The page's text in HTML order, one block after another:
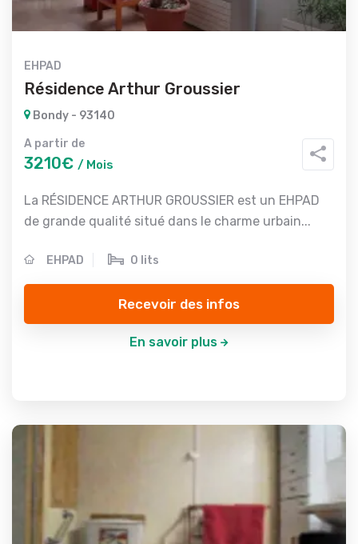
EHPAD
Résidence Arthur Groussier
Bondy - 93140
A partir de
3210€ / Mois
La RÉSIDENCE ARTHUR GROUSSIER est un EHPAD
de grande qualité situé dans le charme urbain...
EHPAD 0 lits
Recevoir des infos
En savoir plus